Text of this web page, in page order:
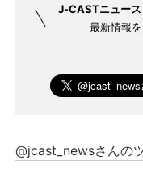
J-CASTニュース
最新情報
@jcast_newsさんの